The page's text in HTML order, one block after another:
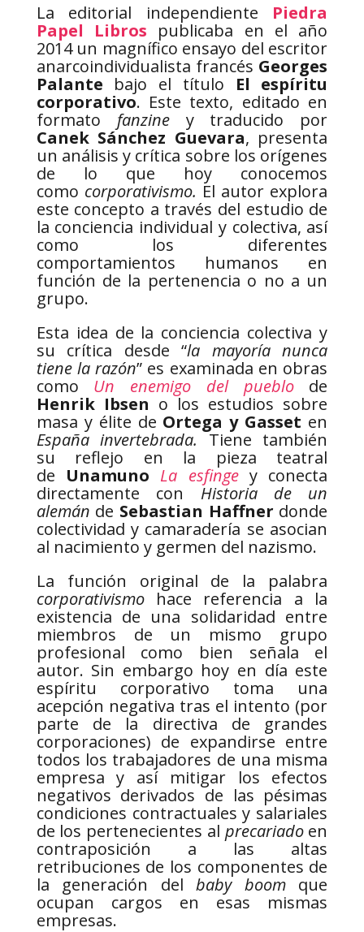
La editorial independiente Piedra
Papel Libros publicaba en el año
2014 un magnífico ensayo del escritor
anarcoindividualista francés Georges
Palante bajo el título El espíritu
corporativo. Este texto, editado en
formato fanziney traducido por
Canek Sánchez Guevara, presenta
un análisis y crítica sobre los orígenes
de lo que hoy conocemos
como corporativismo. El autor explora
este concepto a través del estudio de
la conciencia individual y colectiva, así
como los diferentes
comportamientos humanos en
función de la pertenencia o no a un
grupo.
Esta idea de la conciencia colectiva y
su crítica desde “la mayoría nunca
tiene la razón” es examinada en obras
como Un enemigo del pueblode
Henrik Ibsen o los estudios sobre
masa y élite de Ortega y Gasset en
España invertebrada.Tiene también
su reflejo en la pieza teatral
de Unamuno La esfingey conecta
directamente con Historia de un
alemán de Sebastian Haffner donde
colectividad y camaradería se asocian
al nacimiento y germen del nazismo.
La función original de la palabra
corporativismohace referencia a la
existencia de una solidaridad entre
miembros de un mismo grupo
profesional como bien señala el
autor. Sin embargo hoy en día este
espíritu corporativo toma una
acepción negativa tras el intento (por
parte de la directiva de grandes
corporaciones) de expandirse entre
todos los trabajadores de una misma
empresa y así mitigar los efectos
negativos derivados de las pésimas
condiciones contractuales y salariales
de los pertenecientes al precariadoen
contraposición a las altas
retribuciones de los componentes de
la generación delbaby boomque
ocupan cargos en esas mismas
empresas.